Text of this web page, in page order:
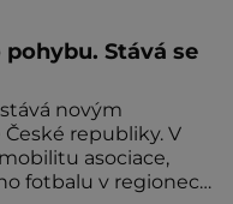
Stává se
novým
republiky. V
asociace,
fotbalu v regionech.